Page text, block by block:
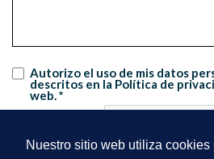
Nuestro sitio web utiliza cookies
Autorizo el uso de mis datos
descritos en la Política de
web. *